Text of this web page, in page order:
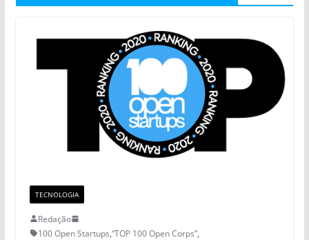
TECNOLOGIA
Redação
100 Open Startups,“TOP 100 Open Corps”,